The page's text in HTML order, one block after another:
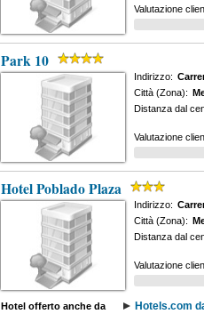
Valutazione
Park 10
Indirizzo:
Città (Zona):
Distanza dal
Valutazione
Hotel Poblado Plaza
Indirizzo:
Città (Zona):
Distanza dal
Valutazione
Hotel offerto anche da Hotels.com